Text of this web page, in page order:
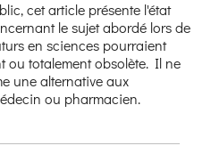
cet article présente l'état
le sujet abordé lors de
en sciences pourraient
ou totalement obsolète. Il ne
une alternative aux
ou pharmacien.